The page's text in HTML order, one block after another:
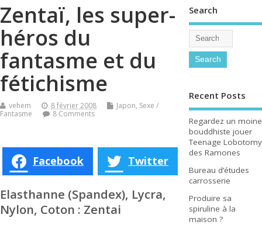
Zentaï, les super-
héros du
fantasme et du
fétichisme
vehem 8 février 2008 Japon, Sexe /
Fantasme
8 Comments
Facebook Twitter
Elasthanne (Spandex), Lycra,
Nylon, Coton : Zentai
Search
Recent Posts
Regardez un moine
bouddhiste jouer
Teenage Lobotomy
des Ramones
Bureau d’études
carrosserie
Produire sa
spiruline à la
maison ?